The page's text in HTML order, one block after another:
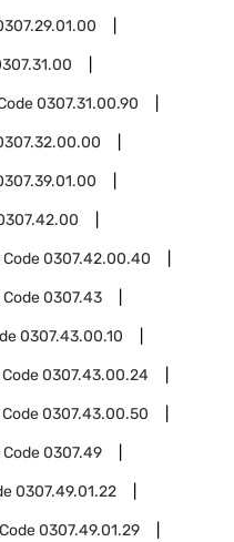
0307.31.00.90
Code0307.42.00.40
Code0307.43
0307.43.00.10
Code0307.43.00.24
Code0307.43.00.50
Code0307.49
0307.49.01.22
0307.49.01.29